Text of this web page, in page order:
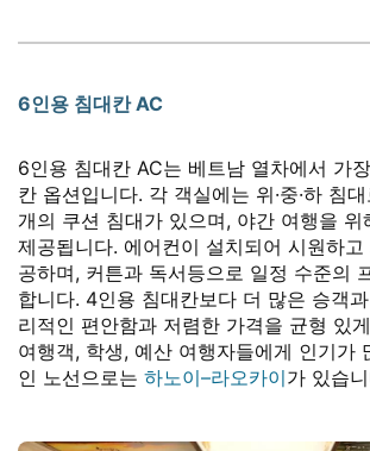
6인용 침대칸 AC
6인용 침대칸 AC는 베트남 열차에서 가
칸 옵션입니다. 각 객실에는 위·중·하 침
개의 쿠션 침대가 있으며, 야간 여행을
제공됩니다. 에어컨이 설치되어 시원하
공하며, 커튼과 독서등으로 일정 수준의
합니다. 4인용 침대칸보다 더 많은 승객
리적인 편안함과 저렴한 가격을 균형 있
여행객, 학생, 예산 여행자들에게 인기가
인 노선으로는 하노이–라오카이가 있습